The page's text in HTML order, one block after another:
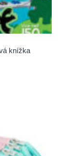
knížka